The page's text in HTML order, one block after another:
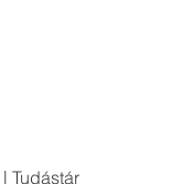
| Tudástár